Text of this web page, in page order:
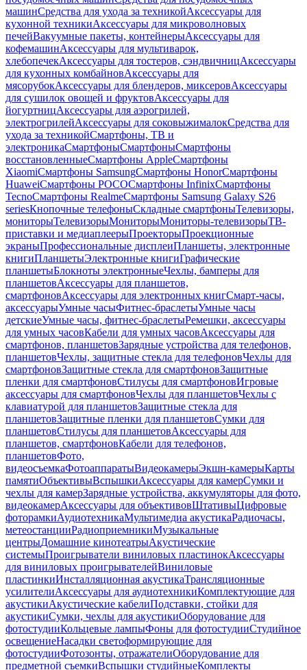
машинСредства для ухода за техникойАксессуары для
кухонной техникиАксессуары для микроволновых
печейВакуумные пакеты, контейнерыАксессуары для
кофемашинАксессуары для мультиварок,
хлебопечекАксессуары для тостеров, сэндвичницАксессуары
для кухонных комбайновАксессуары для
мясорубокАксессуары для блендеров, миксеровАксессуары
для сушилок овощей и фруктовАксессуары для
йогуртницАксессуары для аэрогрилей,
электрогрилейАксессуары для соковыжималокСредства для
ухода за техникойСмартфоны, ТВ и
электроникаСмартфоныСмартфоныСмартфоны
восстановленныеСмартфоны AppleСмартфоны
XiaomiСмартфоны SamsungСмартфоны HonorСмартфоны
HuaweiСмартфоны POCOСмартфоны InfinixСмартфоны
TecnoСмартфоны RealmeСмартфоны Samsung Galaxy S26
seriesКнопочные телефоныСкладные смартфоныТелевизоры,
мониторыТелевизорыМониторыМониторы-телевизорыТВ-
приставки и медиаплеерыПроекторыПроекционные
экраныПрофессиональные дисплеиПланшеты, электронные
книгиПланшетыЭлектронные книгиГрафические
планшетыБлокноты электронныеЧехлы, бамперы для
планшетовАксессуары для планшетов,
смартфоновАксессуары для электронных книгСмарт-часы,
аксессуарыУмные часыФитнес-браслетыУмные часы
детскиеУмные часы, фитнес-браслетыРемешки, аксессуары
для умных часовКабели для умных часовАксессуары для
смартфонов, планшетовЗарядные устройства для телефонов,
планшетовЧехлы, защитные стекла для телефоновЧехлы для
смартфоновЗащитные стекла для смартфоновЗащитные
пленки для смартфоновСтилусы для смартфоновИгровые
аксессуары для смартфоновЧехлы для планшетовЧехлы с
клавиатурой для планшетовЗащитные стекла для
планшетовЗащитные пленки для планшетовСумки для
планшетовСтилусы для планшетовАксессуары для
планшетов, смартфоновКабели для телефонов,
планшетовФото,
видеосъемкаФотоаппаратыВидеокамерыЭкшн-камерыКарты
памятиОбъективыВспышкиАксессуары для камерСумки и
чехлы для камерЗарядные устройства, аккумуляторы для фото,
видеокамерАксессуары для объективовШтативыЦифровые
фоторамкиАудиотехникаМультимедиа акустикаРадиочасы,
метеостанцииРадиоприемникиМузыкальные
центрыДомашние кинотеатрыАкустические
системыПроигрыватели виниловых пластинокАксессуары
для виниловых проигрывателейВиниловые
пластинкиИнсталляционная акустикаТрансляционные
усилителиАксессуары для аудиотехникиКомплектующие для
акустикиАкустические кабелиПодставки, стойки для
акустикиСумки, чехлы для акустикиОборудование для
фотостудииКольцевые лампыФоны для фотостудииСтудийное
освещениеНасадки светоформирующие для
фотостудииФотозонты, отражателиОборудование для
предметной съемкиВспышки студийныеКомплекты